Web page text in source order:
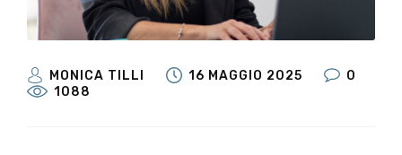
MONICA TILLI 16 MAGGIO 2025
0
1088